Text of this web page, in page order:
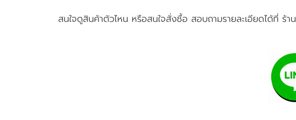
สนใจดูสินค้าตัวไหน หรือสนใจสั่งซื้อ สอบถามรายละเอียดได้ที่ ร้าน